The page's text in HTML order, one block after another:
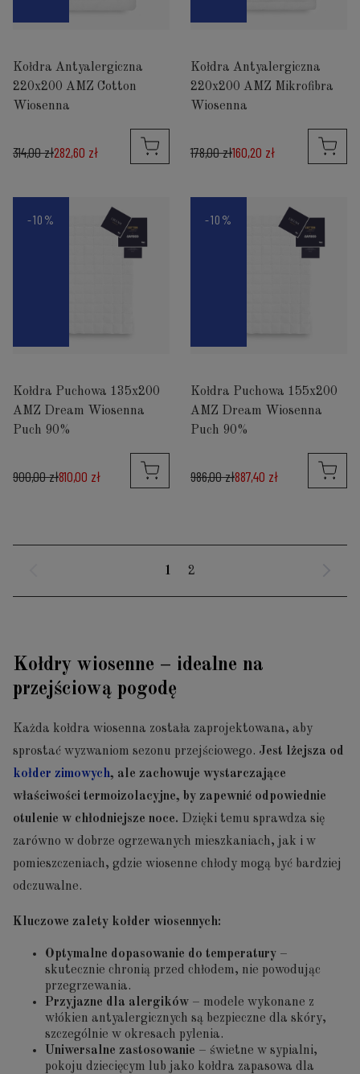
Kołdra Antyalergiczna
220x200 AMZ Cotton
Wiosenna
282,60 zł
314,00 zł
Kołdra Antyalergiczna
220x200 AMZ Mikrofibra
Wiosenna
160,20 zł
178,00 zł
-10%
Kołdra Puchowa 135x200
AMZ Dream Wiosenna
Puch 90%
810,00 zł
900,00 zł
-10%
Kołdra Puchowa 155x200
AMZ Dream Wiosenna
Puch 90%
887,40 zł
986,00 zł
1 2
Kołdry wiosenne – idealne na
przejściową pogodę
Każda kołdra wiosenna została zaprojektowana, aby
sprostać wyzwaniom sezonu przejściowego. Jest lżejsza od
kołder zimowych, ale zachowuje wystarczające
właściwości termoizolacyjne, by zapewnić odpowiednie
otulenie w chłodniejsze noce. Dzięki temu sprawdza się
zarówno w dobrze ogrzewanych mieszkaniach, jak i w
pomieszczeniach, gdzie wiosenne chłody mogą być bardziej
odczuwalne.
Kluczowe zalety kołder wiosennych:
Optymalne dopasowanie do temperatury –
skutecznie chronią przed chłodem, nie powodując
przegrzewania.
Przyjazne dla alergików – modele wykonane z
włókien antyalergicznych są bezpieczne dla skóry,
szczególnie w okresach pylenia.
Uniwersalne zastosowanie – świetne w sypialni,
pokoju dziecięcym lub jako kołdra zapasowa dla